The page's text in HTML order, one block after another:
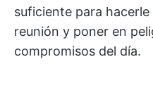
suficiente para
reunión y poner en
compromisos del día.